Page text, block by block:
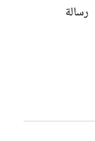
رسالة